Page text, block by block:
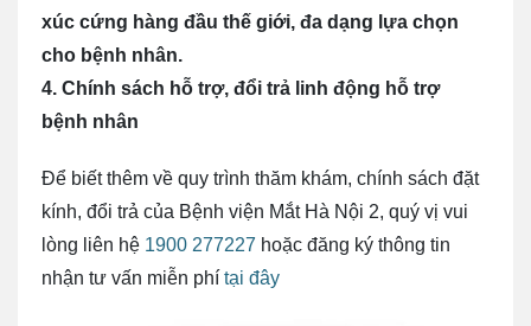
xúc cứng hàng đầu thế giới, đa dạng lựa chọn
cho bệnh nhân.
4. Chính sách hỗ trợ, đổi trả linh động hỗ trợ
bệnh nhân
Để biết thêm về quy trình thăm khám, chính sách đặt
kính, đổi trả của Bệnh viện Mắt Hà Nội 2, quý vị vui
lòng liên hệ 1900 277227 hoặc đăng ký thông tin
nhận tư vấn miễn phí tại đây